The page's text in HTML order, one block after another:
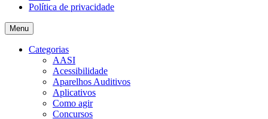
Política de privacidade
Menu
Categorias
AASI
Acessibilidade
Aparelhos Auditivos
Aplicativos
Como agir
Concursos